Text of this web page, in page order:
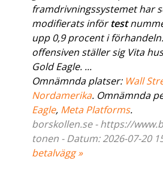
framdrivningssystemet har
modifierats införtest
upp 0,9 procent i
offensiven ställer sig Vita
Gold Eagle. ...
Omnämnda platser: Wall
Nordamerika. Omnämnda
Eagle, Meta Platforms.
borskollen.se - https://
tonen - Datum: 2026-07-20
betalvägg »